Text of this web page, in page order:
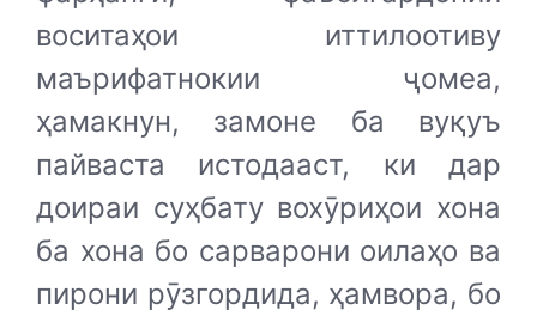
воситаҳои иттилоотиву
маърифатнокии ҷомеа,
ҳамакнун, замоне ба вуқуъ
пайваста истодааст, ки дар
доираи суҳбату вохӯриҳои хона
ба хона бо сарварони оилаҳо ва
пирони рӯзгордида, ҳамвора, бо